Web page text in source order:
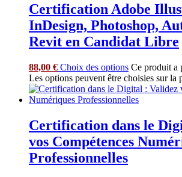
Certification Adobe
InDesign, Photoshop,
Revit en Candidat Libre
88,00 € Choix des options Ce produit a
Les options peuvent être choisies sur la
Certification dans le
vos Compétences
Professionnelles